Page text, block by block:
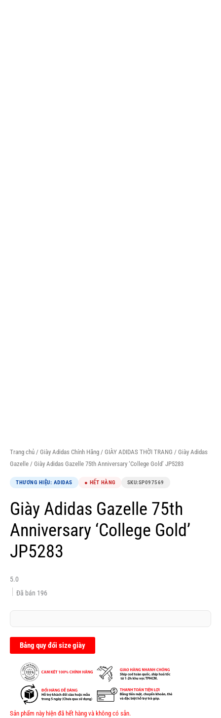
Trang chủ / Giày Adidas Chính Hãng / GIÀY ADIDAS THỜI TRANG / Giày Adidas
Gazelle / Giày Adidas Gazelle 75th Anniversary ‘College Gold’ JP5283
THƯƠNG HIỆU: ADIDAS ● HẾT HÀNG SKU:SP097569
Giày Adidas Gazelle 75th
Anniversary ‘College Gold’
JP5283
5.0
Đã bán 196
Bảng quy đổi size giày
Sản phẩm này hiện đã hết hàng và không có sẵn.